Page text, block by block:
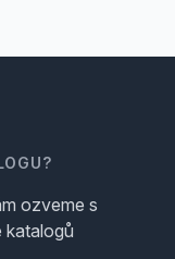
ozveme s
katalogů